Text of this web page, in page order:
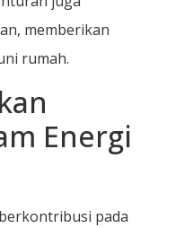
memberikan
rumah.
Energi
pada